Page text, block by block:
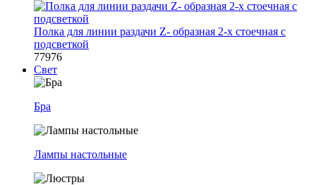
Полка для линии раздачи Z- образная 2-х стоечная с
подсветкой
77976
Свет
Бра
Лампы настольные